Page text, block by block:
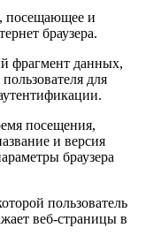
посещающее и
браузера.
фрагмент данных,
для
посещения,
и версия
браузера
пользователь
веб-страницы в